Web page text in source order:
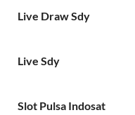
Live Draw Sdy
Live Sdy
Slot Pulsa Indosat